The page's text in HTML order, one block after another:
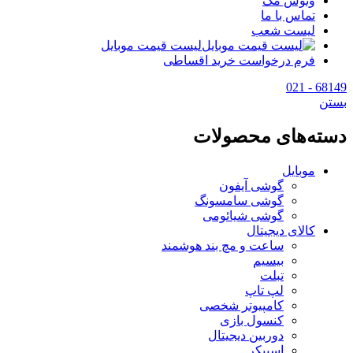
تماس با ما
لیست شعب
لیست قیمت موبایل
فرم درخواست خرید اقساطی
68149 - 021
بستن
دسته‌های محصولات
موبایل
گوشی آیفون
گوشی سامسونگ
گوشی شیائومی
کالای دیجیتال
ساعت و مچ بند هوشمند
بیسیم
تبلت
لپ تاپ
کامپیوتر شخصی
کنسول بازی
دوربین دیجیتال
اسپیکر